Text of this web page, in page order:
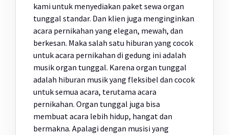
kami untuk menyediakan paket sewa organ
tunggal standar. Dan klien juga menginginkan
acara pernikahan yang elegan, mewah, dan
berkesan. Maka salah satu hiburan yang cocok
untuk acara pernikahan di gedung ini adalah
musik organ tunggal. Karena organ tunggal
adalah hiburan musik yang fleksibel dan cocok
untuk semua acara, terutama acara
pernikahan. Organ tunggal juga bisa
membuat acara lebih hidup, hangat dan
bermakna. Apalagi dengan musisi yang